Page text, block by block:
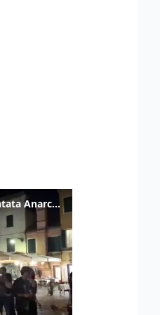
Venezia omaggia Guccini con una Cantata Anarchica in campo Santa Margherita